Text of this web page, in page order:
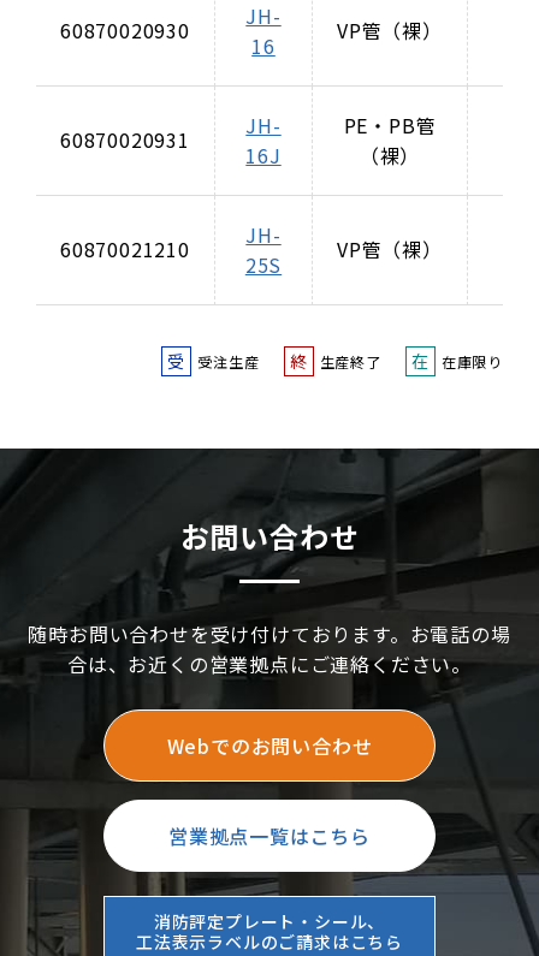
60870020930
JH-
16
VP管（裸）
60870020931
JH-
16J
PE・PB管
（裸）
60870021210
JH-
25S
VP管（裸）
受 受注生産 終 生産終了 在 在庫限り
お問い合わせ
随時お問い合わせを受け付けております。お電話の場
合は、お近くの営業拠点にご連絡ください。
Webでのお問い合わせ
営業拠点一覧はこちら
消防評定プレート・シール、
工法表示ラベルのご請求はこちら